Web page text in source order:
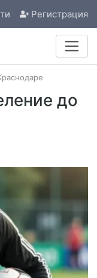
Регистрация
до